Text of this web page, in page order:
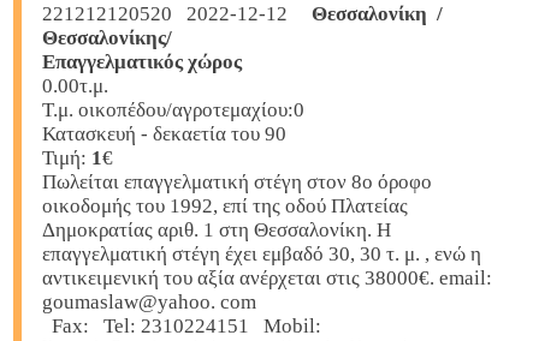
221212120520 2022-12-12
Θεσσαλονίκη /
Θεσσαλονίκης/
Επαγγελματικός χώρος
0.00τ.μ.
Τ.μ. οικοπέδου/αγροτεμαχίου:0
Κατασκευή - δεκαετία του 90
Τιμή: 1€
Πωλείται επαγγελματική στέγη στον 8ο όροφο
οικοδομής του 1992, επί της οδού Πλατείας
Δημοκρατίας αριθ. 1 στη Θεσσαλονίκη. Η
επαγγελματική στέγη έχει εμβαδό 30, 30 τ. μ. , ενώ η
αντικειμενική του αξία ανέρχεται στις 38000€. email:
goumaslaw@yahoo. com
Fax: Tel: 2310224151 Mobil: